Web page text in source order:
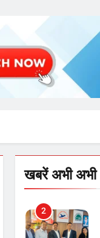
खबरें अभी अभी
8
1
2